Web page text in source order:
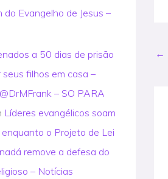
do Evangelho de Jesus –
a 50 dias de prisão
filhos em casa –
– SO PARA
Líderes evangélicos soam
o Projeto de Lei
remove a defesa do
– Notícias
←